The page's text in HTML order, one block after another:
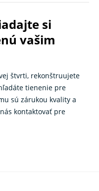
si
vašim
štvrti, rekonštruujete
tienenie pre
sú zárukou kvality a
kontaktovať pre